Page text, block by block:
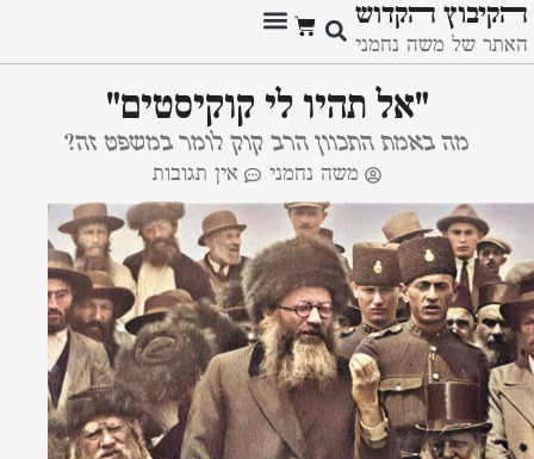
ﬣקיבוץ ﬣקדוש
האתר של משה נחמני
"אל תהיו לי קוקיסטים"
מה באמת התכוון הרב קוק לומר במשפט זה?
משה נחמני אין תגובות